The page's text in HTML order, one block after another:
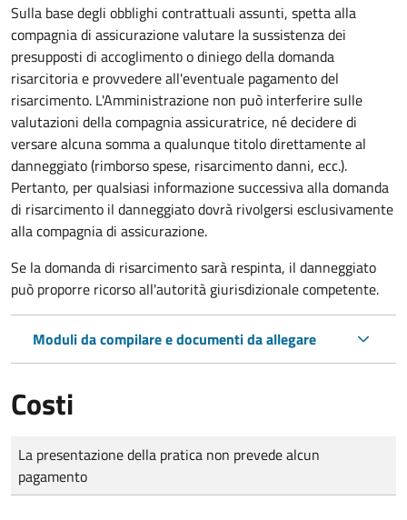
Sulla base degli obblighi contrattuali assunti, spetta alla
compagnia di assicurazione valutare la sussistenza dei
presupposti di accoglimento o diniego della domanda
risarcitoria e provvedere all'eventuale pagamento del
risarcimento. L'Amministrazione non può interferire sulle
valutazioni della compagnia assicuratrice, né decidere di
versare alcuna somma a qualunque titolo direttamente al
danneggiato (rimborso spese, risarcimento danni, ecc.).
Pertanto, per qualsiasi informazione successiva alla domanda
di risarcimento il danneggiato dovrà rivolgersi esclusivamente
alla compagnia di assicurazione.
Se la domanda di risarcimento sarà respinta, il danneggiato
può proporre ricorso all'autorità giurisdizionale competente.
Moduli da compilare e documenti da allegare
Costi
Tipo di pagamento
Importo
La presentazione della pratica non prevede alcun
pagamento